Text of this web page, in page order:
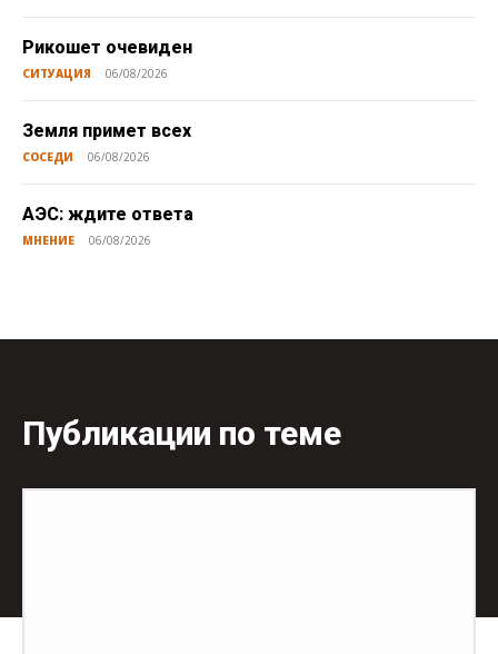
Рикошет очевиден
СИТУАЦИЯ 06/08/2026
Земля примет всех
СОСЕДИ 06/08/2026
АЭС: ждите ответа
МНЕНИЕ 06/08/2026
Публикации по теме